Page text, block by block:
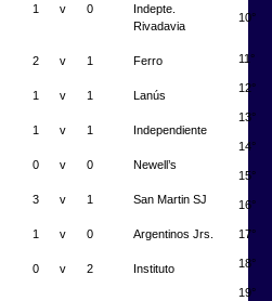
1 v 0
Indepte.
Rivadavia
2 v 1 Ferro
1 v 1 Lanús
1 v 1 Independiente
0 v 0 Newell’s
3 v 1 San Martin SJ
1 v 0 Argentinos Jrs.
0 v 2 Instituto
10°
11°
12°
13°
14°
15°
16°
17°
18°
19°